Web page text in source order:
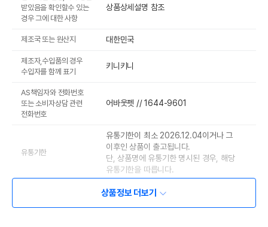
받았음을 확인할수 있는
경우 그에 대한 사항
상품상세설명 참조
제조국 또는 원산지 대한민국
제조자,수입품의 경우
수입자를 함께 표기
키니키니
AS책임자와 전화번호
또는 소비자상담 관련
전화번호
어바웃펫 // 1644-9601
유통기한
유통기한이 최소 2026.12.04이거나 그
이후인 상품이 출고됩니다.
단, 상품명에 유통기한 명시된 경우, 해당
유통기한을 따릅니다.
상품정보 더보기